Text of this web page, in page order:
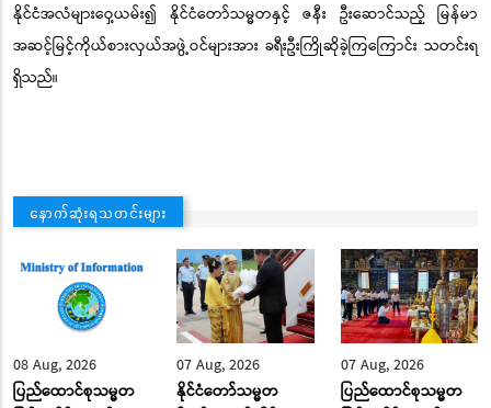
နိုင်ငံအလံများဝှေ့ယမ်း၍ နိုင်ငံတော်သမ္မတနှင့် ဇနီး ဦးဆောင်သည့် မြန်မာ
အဆင့်မြင့်ကိုယ်စားလှယ်အဖွဲ့ဝင်များအား ခရီးဦးကြိုဆိုခဲ့ကြကြောင်း သတင်းရ
ရှိသည်။
နောက်ဆုံးရသတင်းများ
08 Aug, 2026
ပြည်ထောင်စုသမ္မတ
07 Aug, 2026
နိုင်ငံတော်သမ္မတ
07 Aug, 2026
ပြည်ထောင်စုသမ္မတ